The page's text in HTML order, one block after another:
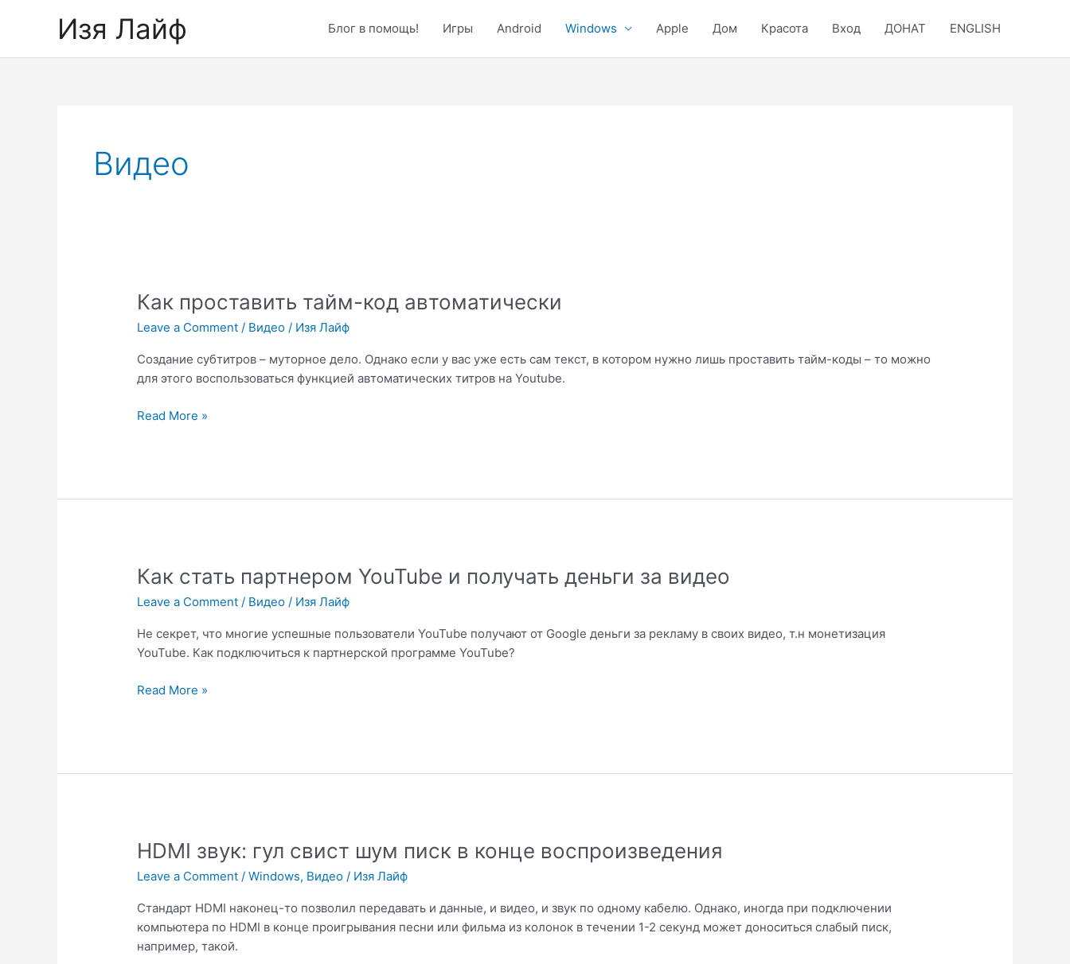
Изя Лайф Блог в помощь! Игры Android Windows Apple Дом Красота Вход ДОНАТ ENGLISH
Видео
Как проставить тайм-код автоматически
Leave a Comment / Видео / Изя Лайф
Создание субтитров – муторное дело. Однако если у вас уже есть сам текст, в котором нужно лишь проставить тайм-коды – то можно
для этого воспользоваться функцией автоматических титров на Youtube.
Как
Read More »
Как стать партнером YouTube и получать деньги за видео
Leave a Comment / Видео / Изя Лайф
Не секрет, что многие успешные пользователи YouTube получают от Google деньги за рекламу в своих видео, т.н монетизация
YouTube. Как подключиться к партнерской программе YouTube?
Как
видео
Read More »
HDMI звук: гул свист шум писк в конце воспроизведения
Leave a Comment /Windows, Видео / Изя Лайф
Стандарт HDMI наконец-то позволил передавать и данные, и видео, и звук по одному кабелю. Однако, иногда при подключении
компьютера по HDMI в конце проигрывания песни или фильма из колонок в течении 1-2 секунд может доноситься слабый писк,
например, такой.